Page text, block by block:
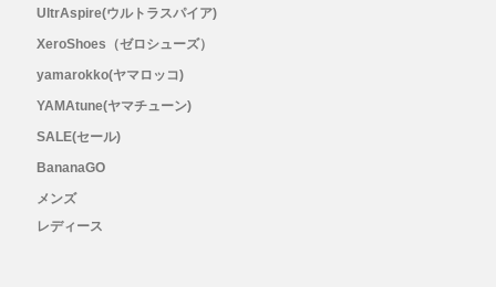
UltrAspire(ウルトラスパイア)
XeroShoes（ゼロシューズ）
yamarokko(ヤマロッコ)
YAMAtune(ヤマチューン)
SALE(セール)
BananaGO
メンズ
レディース